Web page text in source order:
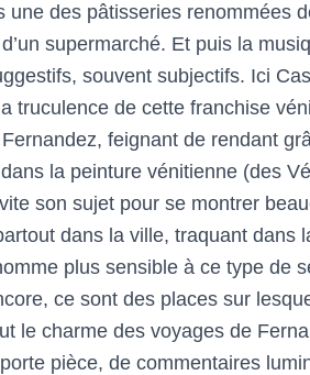
une des pâtisseries renommées
supermarché. Et puis la
souvent subjectifs. Ici
truculence de cette franchise
feignant de rendant
la peinture vénitienne (des
son sujet pour se montrer
dans la ville, traquant dans
plus sensible à ce type de
ce sont des places sur
le charme des voyages de
pièce, de commentaires